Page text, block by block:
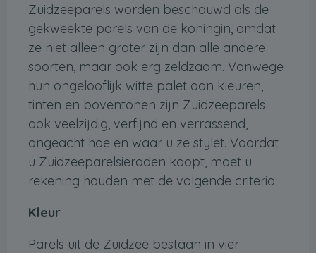
Zuidzeeparels worden beschouwd als de
gekweekte parels van de koningin, omdat
ze niet alleen groter zijn dan alle andere
soorten, maar ook erg zeldzaam. Vanwege
hun ongelooflijk witte palet aan kleuren,
tinten en boventonen zijn Zuidzeeparels
ook veelzijdig, verfijnd en verrassend,
ongeacht hoe en waar u ze stylet. Voordat
u Zuidzeeparelsieraden koopt, moet u
rekening houden met de volgende criteria:
Kleur
Parels uit de Zuidzee bestaan ​​in vier